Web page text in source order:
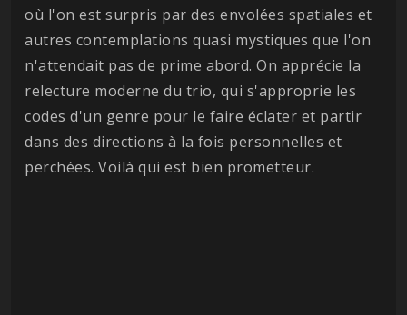
où l'on est surpris par des envolées spatiales et
autres contemplations quasi mystiques que l'on
n'attendait pas de prime abord. On apprécie la
relecture moderne du trio, qui s'approprie les
codes d'un genre pour le faire éclater et partir
dans des directions à la fois personnelles et
perchées. Voilà qui est bien prometteur.